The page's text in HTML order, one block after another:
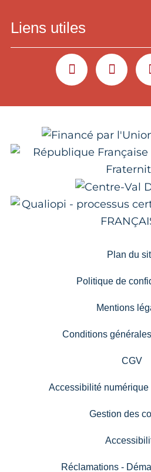
Liens utiles
YOUTUBE
Plan du
Politique de
Mentions
Conditions
CGV
Accessibilité numérique
Gestion des
Réclamations -